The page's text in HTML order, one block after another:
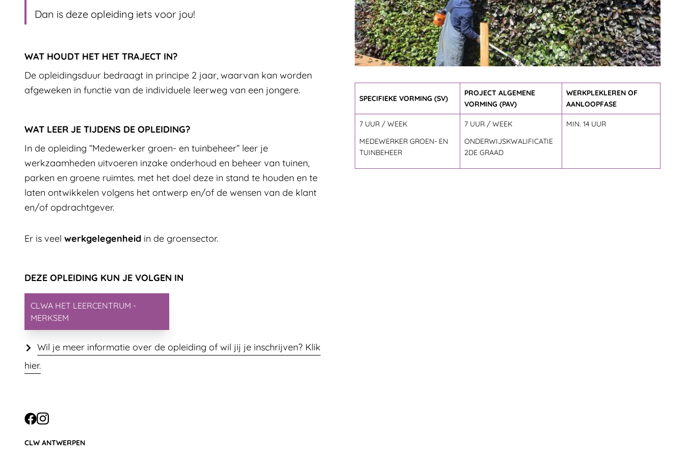
Dan is deze opleiding iets voor jou!
INFORMATIE OVER DE OPLEIDING MEDEWERKER GROEN- EN TUINBEHEER DUAAL
WAT HOUDT HET HET TRAJECT IN?
De opleidingsduur bedraagt in principe 2 jaar, waarvan kan worden
afgeweken in functie van de individuele leerweg van een jongere.
WAT LEER JE TIJDENS DE OPLEIDING?
In de opleiding “Medewerker groen- en tuinbeheer” leer je
werkzaamheden uitvoeren inzake onderhoud en beheer van tuinen,
parken en groene ruimtes. met het doel deze in stand te houden en te
laten ontwikkelen volgens het ontwerp en/of de wensen van de klant
en/of opdrachtgever.
Er is veel werkgelegenheid in de groensector.
DEZE OPLEIDING KUN JE VOLGEN IN
CLWA HET LEERCENTRUM -
MERKSEM
Wil je meer informatie over de opleiding of wil jij je inschrijven? Klik
hier.
SPECIFIEKE VORMING (SV)
PROJECT ALGEMENE
VORMING (PAV)
WERKPLEKLEREN OF
AANLOOPFASE
7 UUR / WEEK
MEDEWERKER GROEN- EN
TUINBEHEER
7 UUR / WEEK
ONDERWIJSKWALIFICATIE
2DE GRAAD
MIN. 14 UUR
CONTACT
CLW ANTWERPEN